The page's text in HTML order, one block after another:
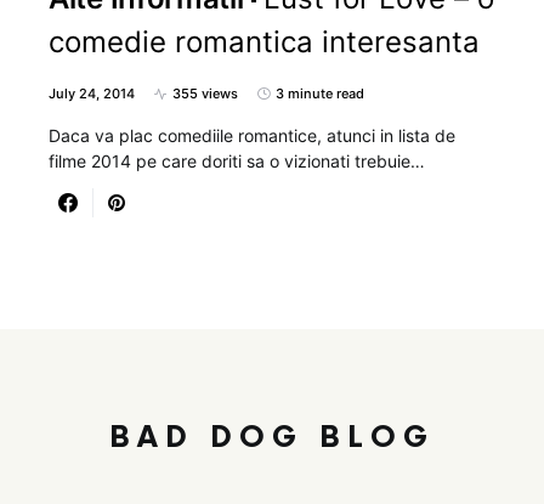
comedie romantica interesanta
July 24, 2014 355 views 3 minute read
Daca va plac comediile romantice, atunci in lista de
filme 2014 pe care doriti sa o vizionati trebuie…
BAD DOG BLOG